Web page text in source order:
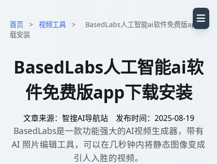
首页 > 视频工具 >
BasedLabs人工智能ai软件免费版app下
载安装
BasedLabs人工智能ai软
件免费版app下载安装
文章来源：智搜AI导航站 发布时间：2025-08-19
BasedLabs是一款功能强大的AI视频生成器，带有
AI 照片编辑工具，可以在几秒钟内将静态图像变成
引人入胜的视频。